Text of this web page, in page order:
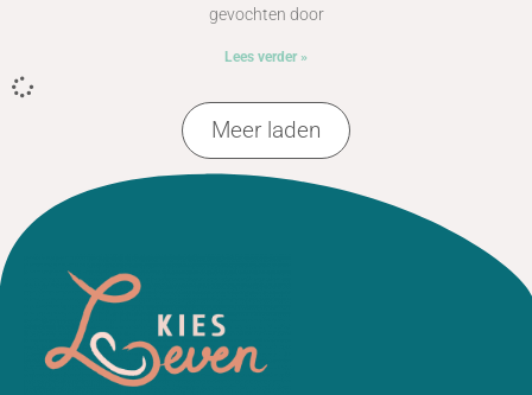
gevochten door
Lees verder »
Meer laden